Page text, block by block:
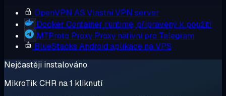
OpenVPN AS Vlastní VPN server
Docker Container runtime, připravený k použití
MTProto Proxy Proxy nativní pro Telegram
BlueStacks Android aplikace na VPS
Nejčastěji instalováno
MikroTik CHR na 1 kliknutí